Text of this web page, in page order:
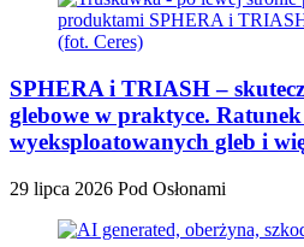
SPHERA i TRIASH –
glebowe w praktyce.
wyeksploatowanych gleb i
29 lipca 2026 Pod Osłonami